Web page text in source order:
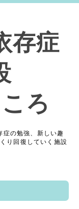
存症
ろ
症の勉強、新しい趣
り回復していく施設